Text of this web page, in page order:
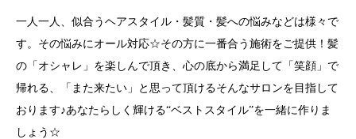
一人一人、似合うヘアスタイル・髪質・髪への悩みなどは様々で
す。その悩みにオール対応☆その方に一番合う施術をご提供！髪
の「オシャレ」を楽しんで頂き、心の底から満足して「笑顔」で
帰れる、「また来たい」と思って頂けるそんなサロンを目指して
おります♪あなたらしく輝ける“ベストスタイル”を一緒に作りま
しょう☆